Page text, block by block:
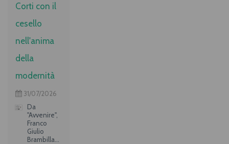
Corti con il
cesello
nell'anima
della
modernità
31/07/2026
Da
"Avvenire",
Franco
Giulio
Brambilla